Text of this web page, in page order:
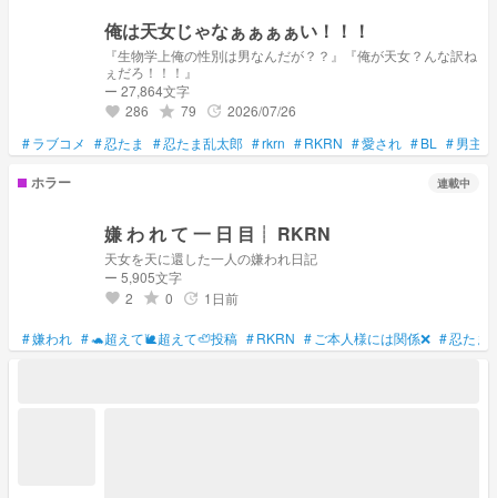
俺は天女じゃなぁぁぁぁい！！！
『生物学上俺の性別は男なんだが？？』『俺が天女？んな訳ね
ぇだろ！！！』
ー 27,864文字
favorite 286 grade 79 update 2026/07/26
#ラブコメ #忍たま #忍たま乱太郎 #rkrn #RKRN #愛され #BL #男主
ホラー 連載中
嫌 わ れ て 一 日 目┊ RKRN
天女を天に還した一人の嫌われ日記
ー 5,905文字
favorite 2 grade 0 update 1日前
#嫌われ #🐢超えて🐌超えて🦥投稿 #RKRN # ご本人様には関係❌ #忍たま